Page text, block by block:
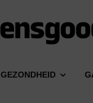
GEZONDHEID